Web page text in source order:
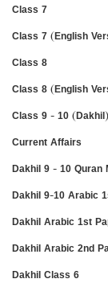
Class 7
Class 7 (English
Class 8
Class 8 (English
Class 9 - 10 (Dakhil)
Current Affairs
Dakhil 9 - 10 Quran
Dakhil 9-10 Arabic
Dakhil Arabic 1st
Dakhil Arabic 2nd
Dakhil Class 6